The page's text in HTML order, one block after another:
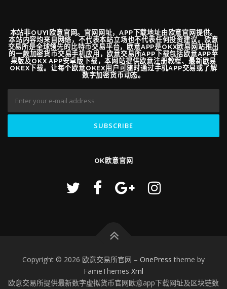
本站非OUYI欧意官网。官网网址，APP下载地址由欧意官网提供。
本站内容均来自网络，不代表本站立场也不代表任何投资建议。欧意
交易所是全球领先的比特币交易平台，欧意APP是OKX欧易网站推出
的一款加密货币交易手机应用，欧意交易所APP下载包括欧意APP苹
果版及OKX APP安卓版下载，本网站提供欧意注册教程、最新欧易
OKEX下载。让每个欧意OKEX用户可随时通过手机APP交易或了解
数字加密货币动态。
OK欧意官网
Copyright © 2026 欧意交易所官网 – OnePress theme by
FameThemes Xml
欧意交易所提供最新数字虚拟货币官网欧意app下载网址及区块链数